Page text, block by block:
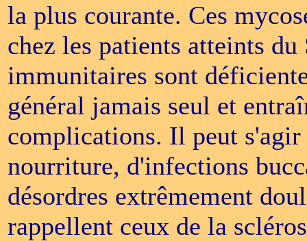
la plus courante. Ces
chez les patients atteints
immunitaires sont
général jamais seul et
complications. Il peut
nourriture, d'infections
désordres extrêmement
rappellent ceux de la